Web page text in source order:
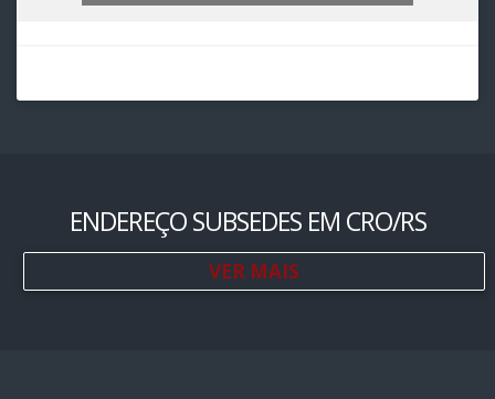
ENDEREÇO SUBSEDES EM CRO/RS
VER MAIS